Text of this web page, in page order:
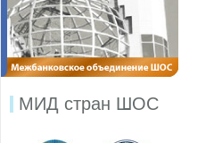
МИД стран ШОС